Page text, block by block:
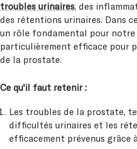
troubles urinaires, des
des rétentions urinaires. Dans
un rôle fondamental pour notre
particulièrement efficace pour
de la prostate.
Ce qu'il faut retenir :
Les troubles de la prostate,
difficultés urinaires et les
efficacement prévenus grâce